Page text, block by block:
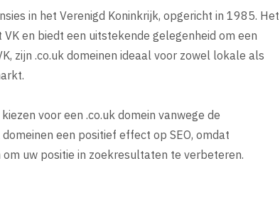
in het Verenigd Koninkrijk, opgericht in 1985. Het
en biedt een uitstekende gelegenheid om een
zijn .co.uk domeinen ideaal voor zowel lokale als
voor een .co.uk domein vanwege de
een positief effect op SEO, omdat
uw positie in zoekresultaten te verbeteren.